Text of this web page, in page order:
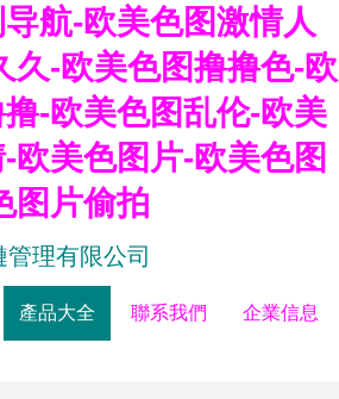
航-欧美色图激情人
久-欧美色图撸撸色-欧
-欧美色图乱伦-欧美
欧美色图片-欧美色图
图片偷拍
理有限公司
產品大全 聯系我們 企業信息